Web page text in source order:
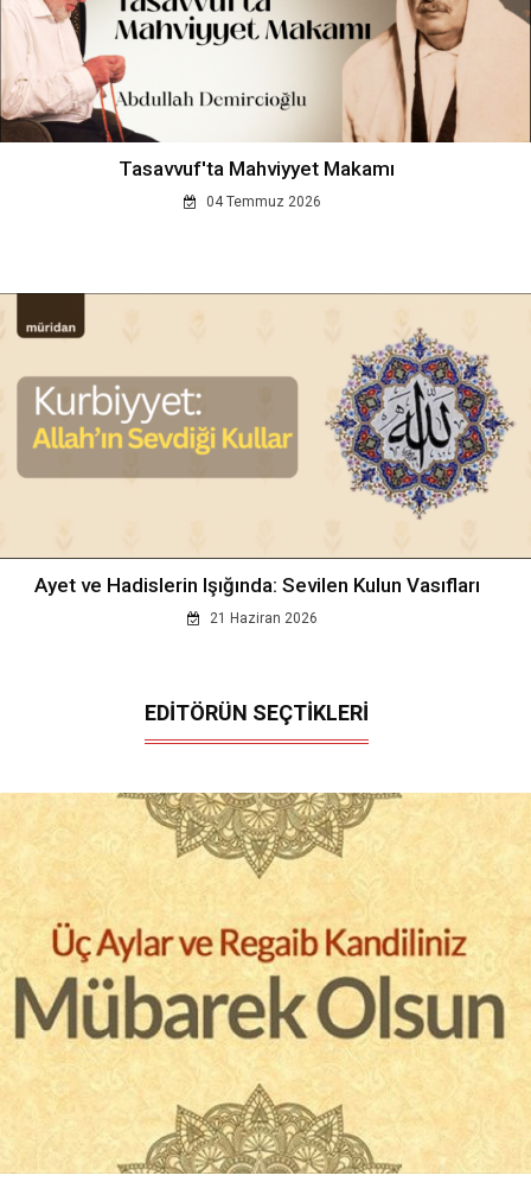
Tasavvuf'ta Mahviyyet Makamı
04 Temmuz 2026
Ayet ve Hadislerin Işığında: Sevilen Kulun Vasıfları
21 Haziran 2026
EDİTÖRÜN SEÇTİKLERİ